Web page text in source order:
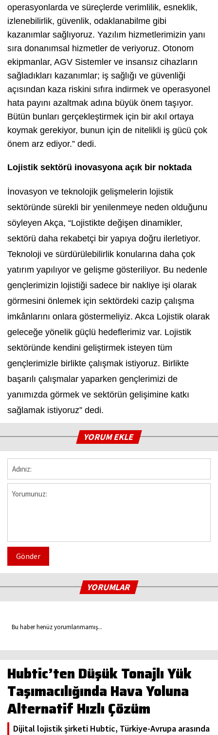
operasyonlarda ve süreçlerde verimlilik, esneklik,
izlenebilirlik, güvenlik, odaklanabilme gibi
kazanımlar sağlıyoruz. Yazılım hizmetlerimizin yanı
sıra donanımsal hizmetler de veriyoruz. Otonom
ekipmanlar, AGV Sistemler ve insansız cihazların
sağladıkları kazanımlar; iş sağlığı ve güvenliği
açısından kaza riskini sıfıra indirmek ve operasyonel
hata payını azaltmak adına büyük önem taşıyor.
Bütün bunları gerçekleştirmek için bir akıl ortaya
koymak gerekiyor, bunun için de nitelikli iş gücü çok
önem arz ediyor.” dedi.
Lojistik sektörü inovasyona açık bir noktada
İnovasyon ve teknolojik gelişmelerin lojistik
sektöründe sürekli bir yenilenmeye neden olduğunu
söyleyen Akça, “Lojistikte değişen dinamikler,
sektörü daha rekabetçi bir yapıya doğru ilerletiyor.
Teknoloji ve sürdürülebilirlik konularına daha çok
yatırım yapılıyor ve gelişme gösteriliyor. Bu nedenle
gençlerimizin lojistiği sadece bir nakliye işi olarak
görmesini önlemek için sektördeki cazip çalışma
imkânlarını onlara göstermeliyiz. Akca Lojistik olarak
geleceğe yönelik güçlü hedeflerimiz var. Lojistik
sektöründe kendini geliştirmek isteyen tüm
gençlerimizle birlikte çalışmak istiyoruz. Birlikte
başarılı çalışmalar yaparken gençlerimizi de
yanımızda görmek ve sektörün gelişimine katkı
sağlamak istiyoruz” dedi.
YORUM EKLE
Gönder
YORUMLAR
Bu haber henüz yorumlanmamış...
Hubtic’ten Düşük Tonajlı Yük
Taşımacılığında Hava Yoluna
Alternatif Hızlı Çözüm
Dijital lojistik şirketi Hubtic, Türkiye-Avrupa arasında